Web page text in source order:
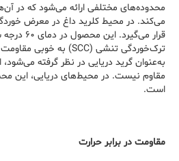
محدوده‌های مختلفی ارائه می‌شود که در
می‌کند. در محیط کلرید داغ در معرض
قرار می‌گیرد.
به‌عنوان گرید دریایی در نظر گرفته می‌شود،
مقاوم نیست. در محیط‌های دریایی، این
است.
مقاومت در برابر حرارت